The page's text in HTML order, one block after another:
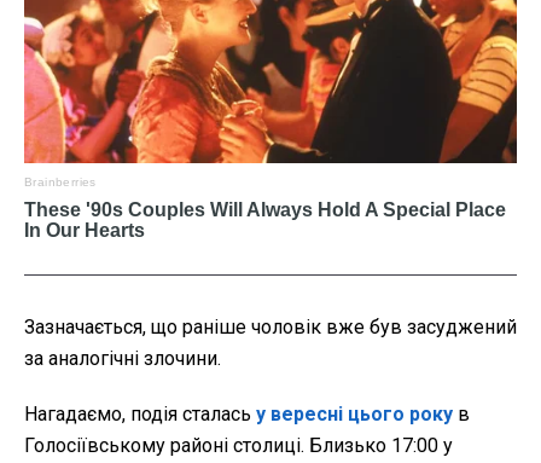
Зазначається, що раніше чоловік вже був засуджений
за аналогічні злочини.
Нагадаємо, подія сталась у вересні цього року в
Голосіївському районі столиці. Близько 17:00 у